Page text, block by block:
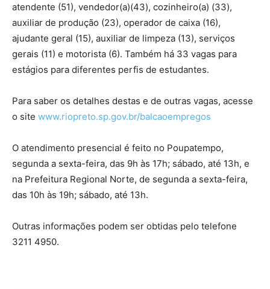
atendente (51), vendedor(a)(43), cozinheiro(a) (33),
auxiliar de produção (23), operador de caixa (16),
ajudante geral (15), auxiliar de limpeza (13), serviços
gerais (11) e motorista (6). Também há 33 vagas para
estágios para diferentes perfis de estudantes.
Para saber os detalhes destas e de outras vagas, acesse
o site www.riopreto.sp.gov.br/balcaoempregos
O atendimento presencial é feito no Poupatempo,
segunda a sexta-feira, das 9h às 17h; sábado, até 13h, e
na Prefeitura Regional Norte, de segunda a sexta-feira,
das 10h às 19h; sábado, até 13h.
Outras informações podem ser obtidas pelo telefone
3211 4950.